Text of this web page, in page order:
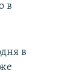
в
в